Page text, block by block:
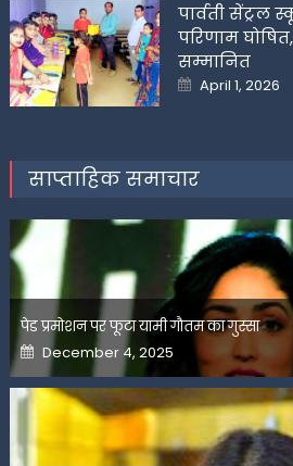
पार्वती सेंट्रल
परिणाम
सम्मानित
Posted
on
April 1, 2026
साप्ताहिक समाचार
पेड प्रमोशन पर फूटा यामी गौतम का गुस्सा
Posted
on
December 4, 2025